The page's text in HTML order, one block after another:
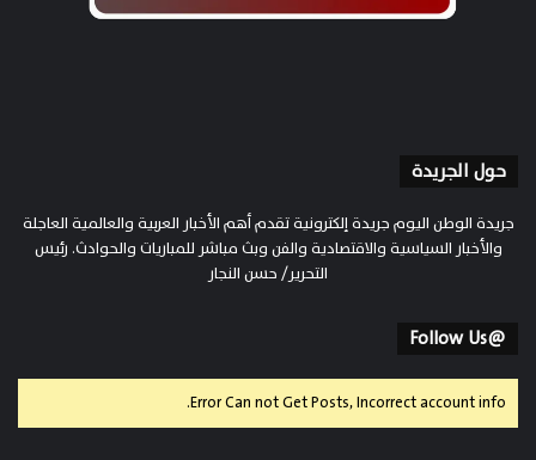
حول الجريدة
جريدة الوطن اليوم جريدة إلكترونية تقدم أهم الأخبار العربية والعالمية العاجلة
والأخبار السياسية والاقتصادية والفن وبث مباشر للمباريات والحوادث. رئيس
التحرير/ حسن النجار
@Follow Us
Error Can not Get Posts, Incorrect account info.